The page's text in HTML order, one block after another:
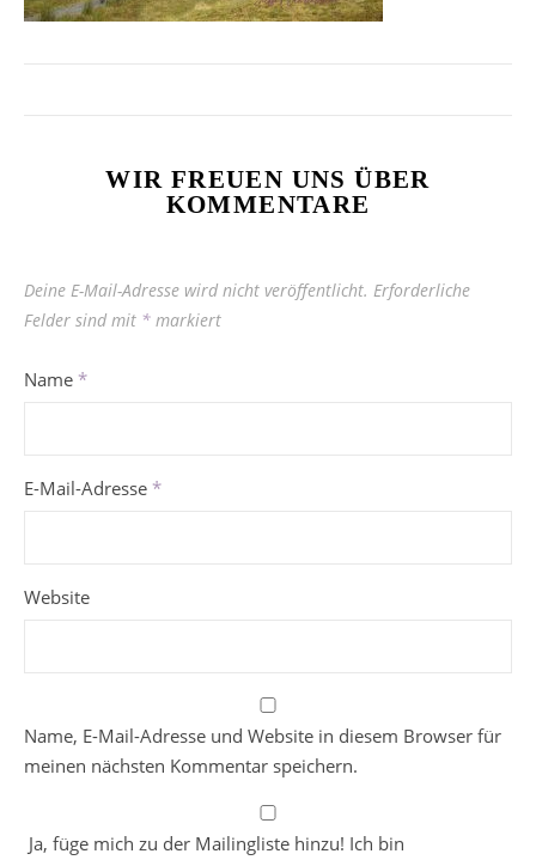
WIR FREUEN UNS ÜBER
KOMMENTARE
Deine E-Mail-Adresse wird nicht veröffentlicht. Erforderliche
Felder sind mit * markiert
Name *
E-Mail-Adresse *
Website
Name, E-Mail-Adresse und Website in diesem Browser für
meinen nächsten Kommentar speichern.
Ja, füge mich zu der Mailingliste hinzu! Ich bin